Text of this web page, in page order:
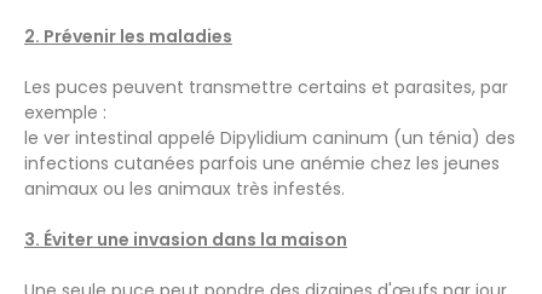
2. Prévenir les maladies
Les puces peuvent transmettre certains et parasites, par
exemple :
le ver intestinal appelé Dipylidium caninum (un ténia) des
infections cutanées parfois une anémie chez les jeunes
animaux ou les animaux très infestés.
3. Éviter une invasion dans la maison